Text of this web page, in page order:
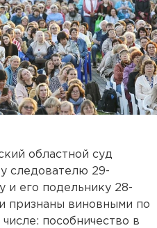
областной суд
следователю 29-
и его подельнику 28-
признаны виновными по
пособничество в